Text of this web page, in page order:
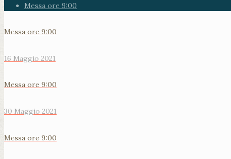
Messa ore 9:00
Messa ore 9:00
16 Maggio 2021
Messa ore 9:00
30 Maggio 2021
Messa ore 9:00